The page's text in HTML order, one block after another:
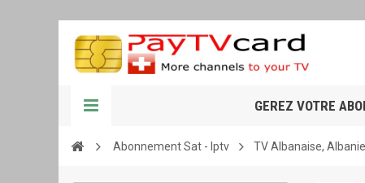
GEREZ VOTRE
Abonnement Sat - Iptv TV Albanaise, Albanie